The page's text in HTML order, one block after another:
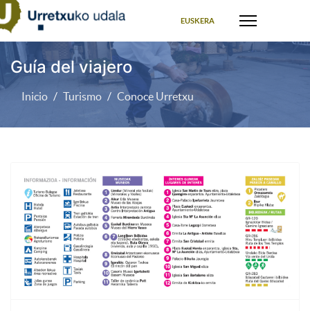
EUSKERA
Guía del viajero
Inicio Turismo Conoce Urretxu